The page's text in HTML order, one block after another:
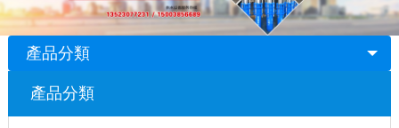
產品分類
產品分類